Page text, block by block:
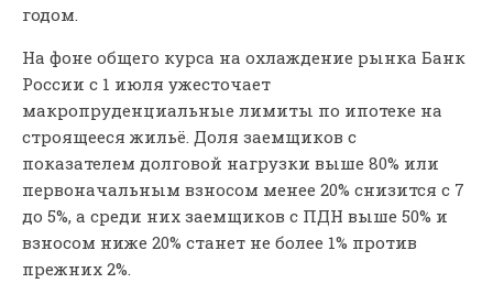
годом.
На фоне общего курса на охлаждение рынка Банк
России с 1 июля ужесточает
макропруденциальные лимиты по ипотеке на
строящееся жильё. Доля заемщиков с
показателем долговой нагрузки выше 80% или
первоначальным взносом менее 20% снизится с 7
до 5%, а среди них заемщиков с ПДН выше 50% и
взносом ниже 20% станет не более 1% против
прежних 2%.